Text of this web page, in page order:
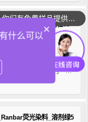
工艺，能为产品提供明
力强的荧光效果。
尼龙荧光染料_溶剂橙63
Orange GG是一
橙色蒽醌类荧光染料，溶
光橙GG，主要用于尼龙和
色，该染料可以作为一种
过在尼龙中的加入，使
的荧光效果，这不仅可
龙制品，提高其附加
荧光染料_溶剂绿5
你们有免费样品提供吗？
×
什么可以